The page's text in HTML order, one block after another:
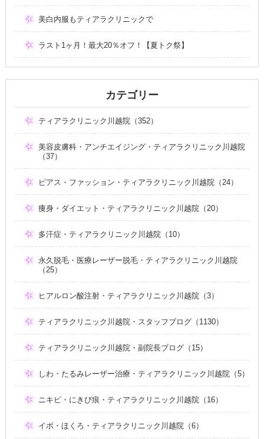
美白内服もティアラクリニックで
ラスト1ヶ月！最大20％オフ！【夏トク祭】
カテゴリー
ティアラクリニック川越院（352）
美容皮膚科・アンチエイジング・ティアラクリニック川越院
（37）
ピアス・ファッション・ティアラクリニック川越院（24）
痩身・ダイエット・ティアラクリニック川越院（20）
多汗症・ティアラクリニック川越院（10）
永久脱毛・医療レーザー脱毛・ティアラクリニック川越院
（25）
ヒアルロン酸注射・ティアラクリニック川越院（3）
ティアラクリニック川越院・スタッフブログ（1130）
ティアラクリニック川越院・副院長ブログ（15）
しわ・たるみレーザー治療・ティアラクリニック川越院（5）
ニキビ・にきび痕・ティアラクリニック川越院（16）
イボ・ほくろ・ティアラクリニック川越院（6）